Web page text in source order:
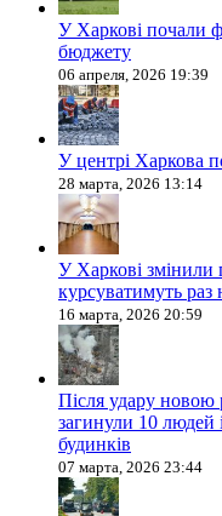
У Харкові почали
бюджету
06 апреля, 2026 19:39
У центрі Харкова
28 марта, 2026 13:14
У Харкові змінили
курсуватимуть раз
16 марта, 2026 20:59
Після удару новою
загинули 10 людей
будинків
07 марта, 2026 23:44